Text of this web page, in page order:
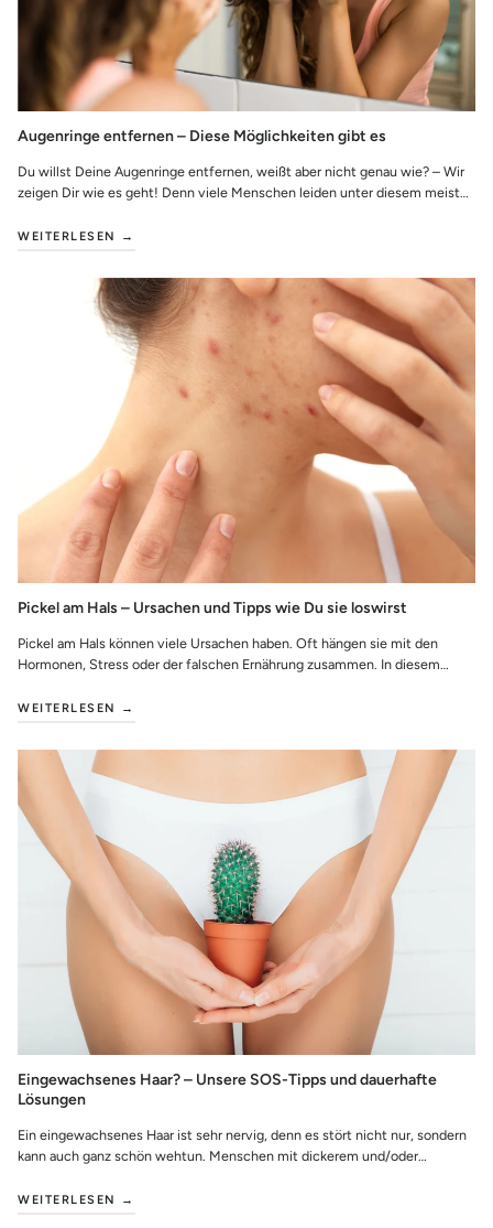
Augenringe entfernen – Diese Möglichkeiten gibt es
Du willst Deine Augenringe entfernen, weißt aber nicht genau wie? – Wir
zeigen Dir wie es geht! Denn viele Menschen leiden unter diesem meist
WEITERLESEN →
Pickel am Hals – Ursachen und Tipps wie Du sie loswirst
Pickel am Hals können viele Ursachen haben. Oft hängen sie mit den
Hormonen, Stress oder der falschen Ernährung zusammen. In diesem
WEITERLESEN →
Eingewachsenes Haar? – Unsere SOS-Tipps und dauerhafte
Lösungen
Ein eingewachsenes Haar ist sehr nervig, denn es stört nicht nur, sondern
kann auch ganz schön wehtun. Menschen mit dickerem und/oder
WEITERLESEN →